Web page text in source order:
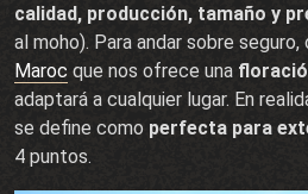
calidad, producción, tamaño y
al moho). Para andar sobre
Maroc que nos ofrece una
adaptará a cualquier lugar. En
se define como perfecta para
4 puntos.